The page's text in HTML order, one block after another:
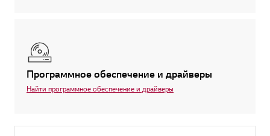
Программное обеспечение и драйверы
Найти программное обеспечение и драйверы